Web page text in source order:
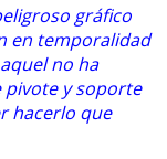
gráfico
en temporalidad
no ha
y soporte
hacerlo que